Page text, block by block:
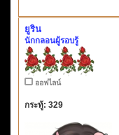
ยูริน
นักกลอนผู้รอบรู้
ออฟไลน์
กระทู้: 329